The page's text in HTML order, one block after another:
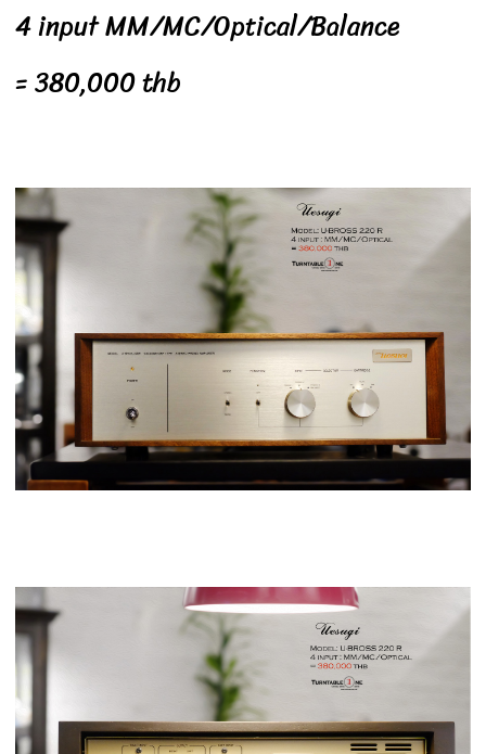
4 input MM/MC/Optical/Balance
= 380,000 thb